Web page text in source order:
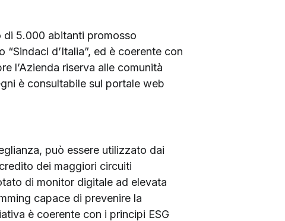
di 5.000 abitanti promosso
d’Italia”, ed è coerente con
l’Azienda riserva alle comunità
è consultabile sul portale web
può essere utilizzato dai
dei maggiori circuiti
di monitor digitale ad elevata
capace di prevenire la
è coerente con i principi ESG